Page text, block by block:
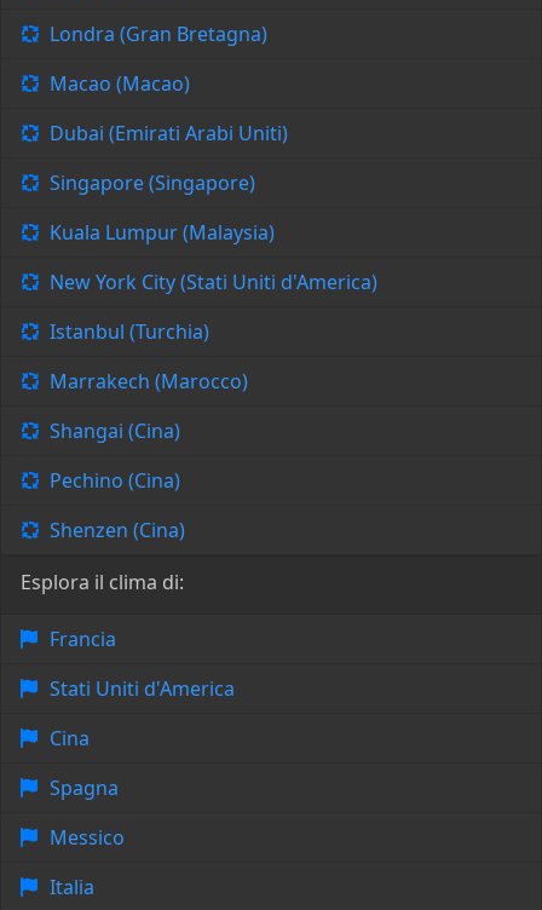
Londra (Gran Bretagna)
Macao (Macao)
Dubai (Emirati Arabi Uniti)
Singapore (Singapore)
Kuala Lumpur (Malaysia)
New York City (Stati Uniti d'America)
Istanbul (Turchia)
Marrakech (Marocco)
Shangai (Cina)
Pechino (Cina)
Shenzen (Cina)
Esplora il clima di:
Francia
Stati Uniti d'America
Cina
Spagna
Messico
Italia